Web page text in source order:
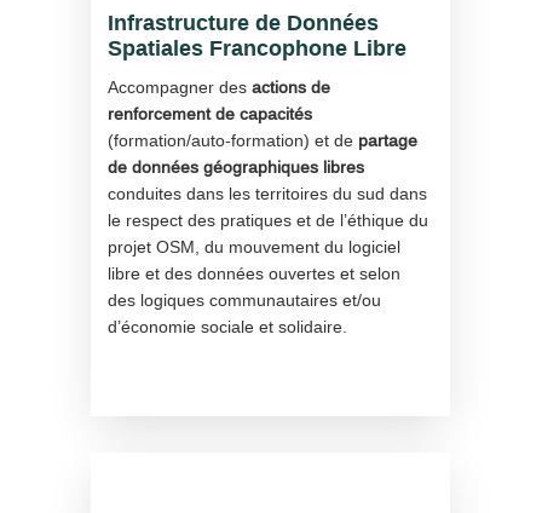
Infrastructure de Données
Spatiales Francophone Libre
Accompagner desactions de
renforcement de capacités
(formation/auto-formation) et de partage
de données géographiques libres
conduites dans les territoires du sud dans
le respect des pratiques et de l’éthique du
projet OSM, du mouvement du logiciel
libre et des données ouvertes et selon
des logiques communautaires et/ou
d’économie sociale et solidaire.